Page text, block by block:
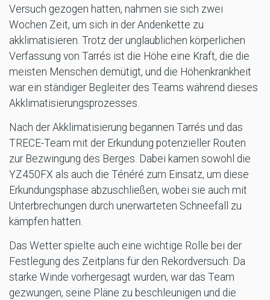
Versuch gezogen hatten, nahmen sie sich zwei
Wochen Zeit, um sich in der Andenkette zu
akklimatisieren. Trotz der unglaublichen körperlichen
Verfassung von Tarrés ist die Höhe eine Kraft, die die
meisten Menschen demütigt, und die Höhenkrankheit
war ein ständiger Begleiter des Teams während dieses
Akklimatisierungsprozesses.
Nach der Akklimatisierung begannen Tarrés und das
TRECE-Team mit der Erkundung potenzieller Routen
zur Bezwingung des Berges. Dabei kamen sowohl die
YZ450FX als auch die Ténéré zum Einsatz, um diese
Erkundungsphase abzuschließen, wobei sie auch mit
Unterbrechungen durch unerwarteten Schneefall zu
kämpfen hatten.
Das Wetter spielte auch eine wichtige Rolle bei der
Festlegung des Zeitplans für den Rekordversuch. Da
starke Winde vorhergesagt wurden, war das Team
gezwungen, seine Pläne zu beschleunigen und die